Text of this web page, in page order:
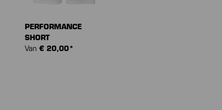
PERFORMANCE
SHORT
Van € 20,00*